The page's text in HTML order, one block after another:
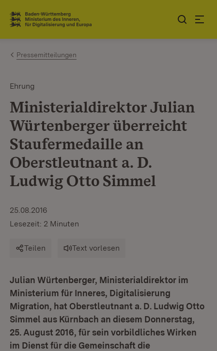
Zum Inhalt springen
Link zur Startseite
Pressemitteilungen
Ehrung
Ministerialdirektor Julian
Würtenberger überreicht
Staufermedaille an
Oberstleutnant a. D.
Ludwig Otto Simmel
25.08.2016
Lesezeit: 2 Minuten
Teilen Text vorlesen
Julian Würtenberger, Ministerialdirektor im
Ministerium für Inneres, Digitalisierung
Migration, hat Oberstleutnant a. D. Ludwig Otto
Simmel aus Kürnbach an diesem Donnerstag,
25. August 2016, für sein vorbildliches Wirken
im Dienst für die Gemeinschaft die